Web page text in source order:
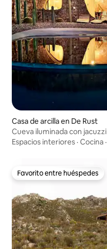
Casa de arcilla en De Rust
Cueva iluminada con jacuzzi
Espacios interiores · Cocina ·
Favorito entre huéspedes
Favorito entre huéspedes